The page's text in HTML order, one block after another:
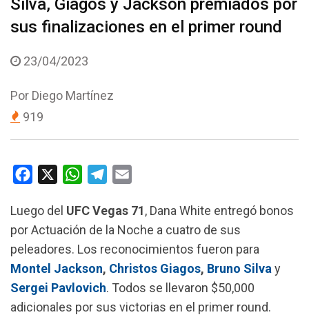
Silva, Giagos y Jackson premiados por
sus finalizaciones en el primer round
23/04/2023
Por Diego Martínez
919
c
e
b
o
o
k
W
a
t
s
A
p
p
l
e
g
r
a
m
a
i
l
Luego del UFC Vegas 71, Dana White entregó bonos
por Actuación de la Noche a cuatro de sus
peleadores. Los reconocimientos fueron para
Montel Jackson, Christos Giagos, Bruno Silvay
Sergei Pavlovich. Todos se llevaron $50,000
adicionales por sus victorias en el primer round.